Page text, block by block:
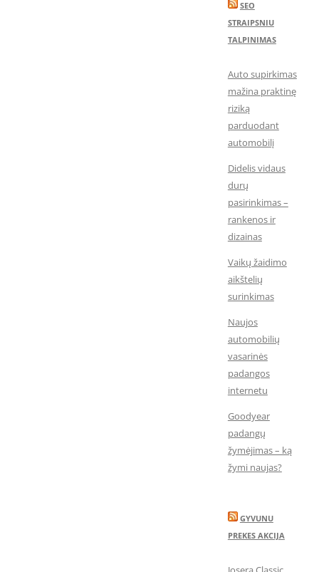
SEO
STRAIPSNIU
TALPINIMAS
Auto supirkimas
mažina praktinę
riziką
parduodant
automobilį
Didelis vidaus
durų
pasirinkimas –
rankenos ir
dizainas
Vaikų žaidimo
aikštelių
surinkimas
Naujos
automobilių
vasarinės
padangos
internetu
Goodyear
padangų
žymėjimas – ką
žymi naujas?
GYVUNU
PREKES AKCIJA